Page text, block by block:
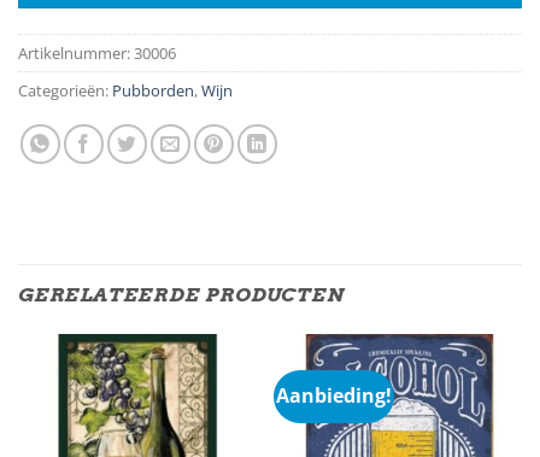
Artikelnummer:30006
Categorieën: Pubborden,Wijn
GERELATEERDE PRODUCTEN
Aanbieding!